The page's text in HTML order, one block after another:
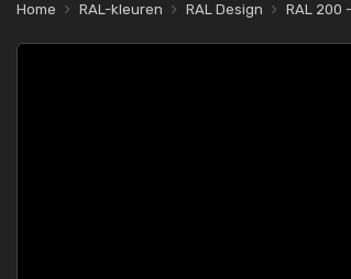
Home RAL-kleuren RAL Design RAL 200